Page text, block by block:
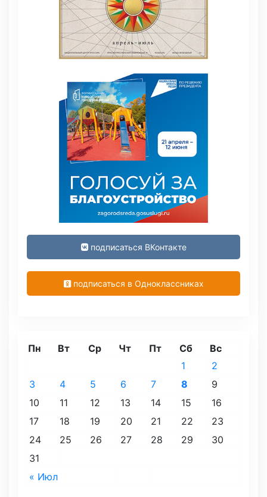
подписаться ВКонтакте
подписаться в Одноклассниках
Пн Вт Ср Чт Пт Сб Вс
« Июл
1
2
3
4 5 6 7 8
9
10
11 12 13 14 15
16
17
18 19 20 21 22
23
24
25 26 27 28 29
30
31